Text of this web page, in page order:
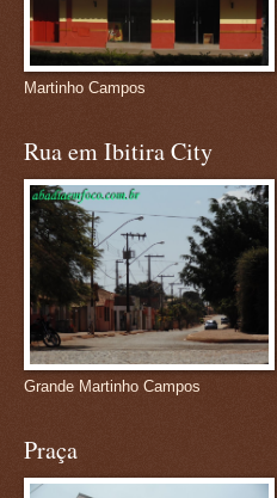
Martinho Campos
Rua em Ibitira City
Grande Martinho Campos
Praça